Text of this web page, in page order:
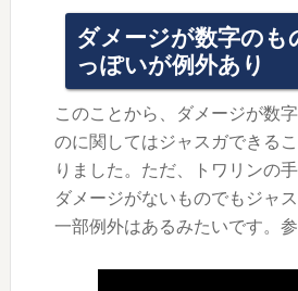
ダメージが数字のも
っぽいが例外あり
このことから、ダメージが数
のに関してはジャスガできる
りました。ただ、トワリンの
ダメージがないものでもジャス
一部例外はあるみたいです。